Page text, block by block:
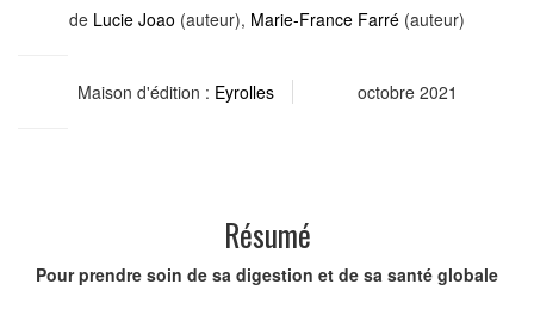
de Lucie Joao (auteur), Marie-France Farré (auteur)
Maison d'édition : Eyrolles octobre 2021
Résumé
Pour prendre soin de sa digestion et de sa santé globale